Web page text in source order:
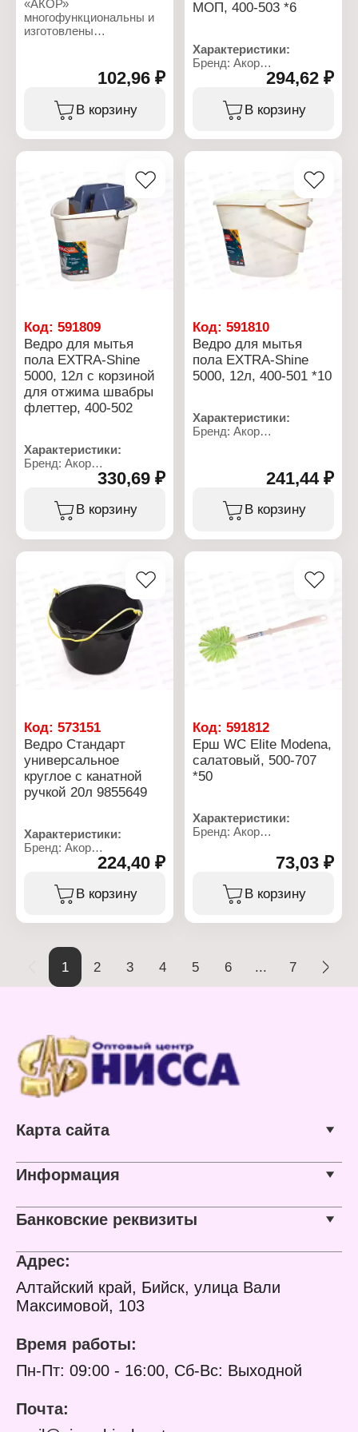
«АКОР»
многофункциональны и
изготовлены
Все ванночки – с
указанием объема,
углами для слива, а
также специальными
валиков – устойчивы и
надежны в работе.
Характеристики:
Торговая марка: АКОР
Артикул: 301 37 034
Тип товара: Ванночка
малярная
Назначение: для краски
Размер: 37х34 см
Емкость, мл: 1300
102,96 ₽
В корзину
МОП, 400-503 *6
Характеристики:
Бренд: Акор
Артикул: 400-503
Назначение: для мытья
Конструкция: с корзиной
для отжима швабры
МОП
Цвет: бежевый
Материал: полипропилен
Форма: овальное
Габаритные размеры:
310х380 мм
294,62 ₽
В корзину
Код: 591809
Ведро для мытья
пола EXTRA-Shine
5000, 12л с корзиной
для отжима швабры
флеттер, 400-502
Характеристики:
Бренд: Акор
Артикул: 400-502
Назначение: для мытья
Конструкция: с корзиной
для отжима швабры
флеттер
Цвет: бежевый
Материал: полипропилен
Форма: овальное
Габаритные размеры:
310х380 мм
330,69 ₽
В корзину
Код:591810
Ведро для мытья
пола EXTRA-Shine
5000, 12л, 400-501 *10
Характеристики:
Бренд: Акор
Назначение: для мытья
Модель: "EXTRA-Shine
Цвет: бежевый
Материал: полипропилен
Габаритные размеры:
241,44 ₽
В корзину
Код: 573151
Ведро Стандарт
универсальное
круглое с канатной
ручкой 20л 9855649
Характеристики:
Бренд: Акор
Артикул: 311 20 220
Модель: "Стандарт"
Назначение:
ручкой
Форма: круглое
Объем: 20 л
224,40 ₽
В корзину
Код:591812
Ерш WC Elite Modena,
салатовый, 500-707
*50
Характеристики:
Бренд: Акор
Тип товара: Ерш
Назначение: туалетный
Модель: "Elite Modena"
Материал: полипропилен
Габаритные размеры:
73,03 ₽
В корзину
1 2 3 4 5 6 ... 7
Карта сайта
Информация
Банковские реквизиты
Адрес:
Алтайский край, Бийск, улица Вали
Максимовой, 103
Время работы:
Пн-Пт: 09:00 - 16:00, Сб-Вс: Выходной
Почта: